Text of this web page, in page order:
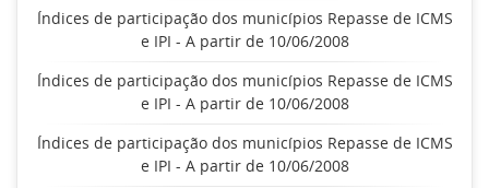
Índices de participação dos municípios Repasse de ICMS
e IPI - A partir de 10/06/2008
Índices de participação dos municípios Repasse de ICMS
e IPI - A partir de 10/06/2008
Índices de participação dos municípios Repasse de ICMS
e IPI - A partir de 10/06/2008